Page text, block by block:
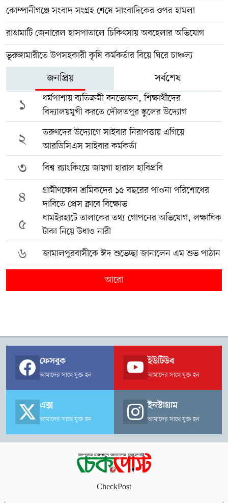
কোম্পানীগঞ্জে সংবাদ সংগ্রহ শেষে সাংবাদিকের ওপর হামলা
রাঙামাটি জেনারেল হাসপাতালে চিকিৎসায় অবহেলার অভিযোগ
ভূরুঙ্গামারীতে উপসহকারী কৃষি কর্মকর্তার বিয়ে ঘিরে চাঞ্চল্য
জনপ্রিয় সর্বশেষ
১
ধর্মপাশায় ব্যতিক্রমী বনভোজন, শিক্ষার্থীদের
বিদ্যালয়মুখী করতে দৌলতপুর স্কুলের উদ্যোগ
২
তরুণদের উদ্যোগে সাইবার নিরাপত্তায় এগিয়ে
আরডিসিএস সাইবার কর্মকর্তা
৩ বিশ্ব র‍্যাংকিংয়ে জায়গা হারাল হাবিপ্রবি
৪
গ্রামীণফোন শ্রমিকদের ১৫ বছরের পাওনা পরিশোধের
দাবিতে প্রেস ক্লাবে বিক্ষোভ
৫
ধামইরহাটে তালাকের তথ্য গোপনের অভিযোগ, লক্ষাধিক
টাকা নিয়ে উধাও নারী
৬ জামালপুরবাসীকে ঈদ শুভেচ্ছা জানালেন এম শুভ পাঠান
আরো
ফেসবুক
আমাদের সাথে যুক্ত হন
ইউটিউব
আমাদের সাথে যুক্ত হন
এক্স
আমাদের সাথে যুক্ত হন
ইনস্টাগ্রাম
আমাদের সাথে যুক্ত হন
CheckPost